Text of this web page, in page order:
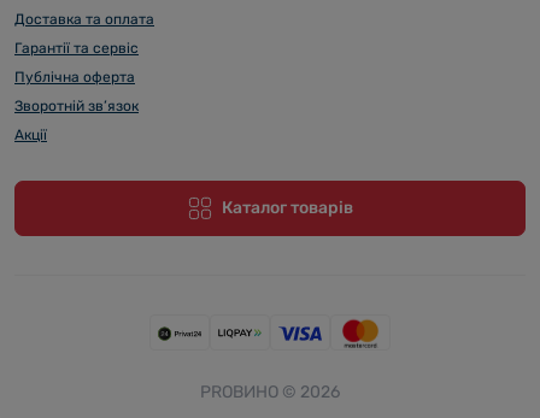
Доставка та оплата
Гарантії та сервіс
Публічна оферта
Зворотній зв’язок
Акції
Каталог товарів
PROВИНО © 2026